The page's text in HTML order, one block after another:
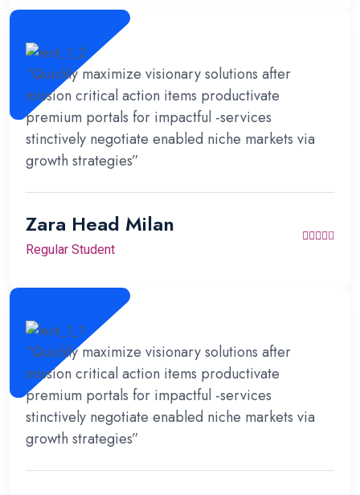
“Quickly maximize visionary solutions after
mission critical action items productivate
premium portals for impactful -services
stinctively negotiate enabled niche markets via
growth strategies”
Zara Head Milan
Regular Student
“Quickly maximize visionary solutions after
mission critical action items productivate
premium portals for impactful -services
stinctively negotiate enabled niche markets via
growth strategies”